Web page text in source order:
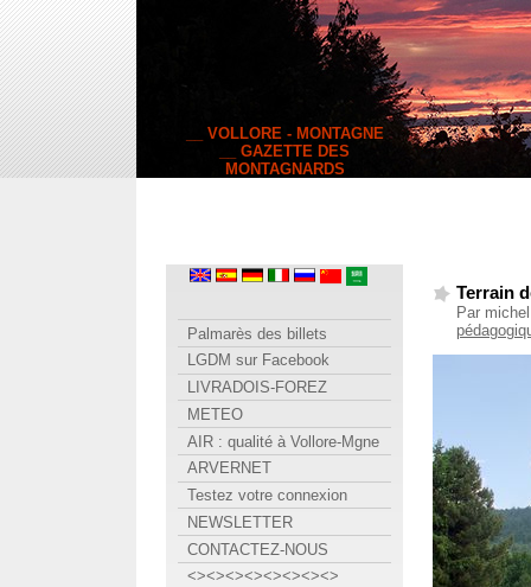
__ VOLLORE - MONTAGNE
__ GAZETTE DES
MONTAGNARDS
Terrain
Par
Palmarès des billets
LGDM sur Facebook
LIVRADOIS-FOREZ
METEO
AIR : qualité à Vollore-Mgne
ARVERNET
Testez votre connexion
NEWSLETTER
CONTACTEZ-NOUS
<><><><><><><><>